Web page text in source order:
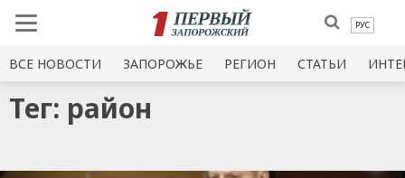
РУС
ВСЕ НОВОСТИ ЗАПОРОЖЬЕ РЕГИОН СТАТЬИ
Тег: район